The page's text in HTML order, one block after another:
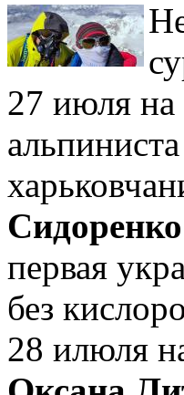
27 июля
Сидоренко
первая
без
28 илюля